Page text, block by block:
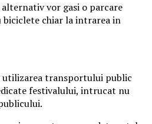
vor gasi o parcare
biciclete chiar la intrarea in
utilizarea transportului public
festivalului, intrucat nu